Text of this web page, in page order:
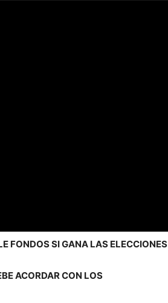
FONDOS SI GANA LAS ELECCIONES
ACORDAR CON LOS